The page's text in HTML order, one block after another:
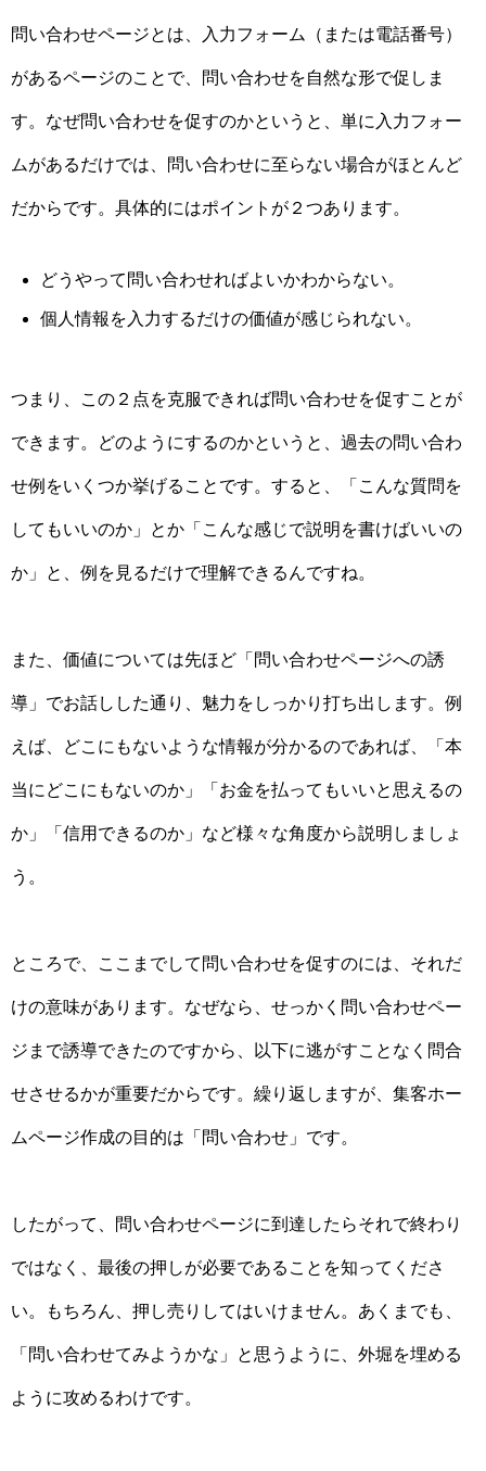
問い合わせページとは、入力フォーム（または電話番号）
があるページのことで、問い合わせを自然な形で促しま
す。なぜ問い合わせを促すのかというと、単に入力フォー
ムがあるだけでは、問い合わせに至らない場合がほとんど
だからです。具体的にはポイントが２つあります。
どうやって問い合わせればよいかわからない。
個人情報を入力するだけの価値が感じられない。
つまり、この２点を克服できれば問い合わせを促すことが
できます。どのようにするのかというと、過去の問い合わ
せ例をいくつか挙げることです。すると、「こんな質問を
してもいいのか」とか「こんな感じで説明を書けばいいの
か」と、例を見るだけで理解できるんですね。
また、価値については先ほど「問い合わせページへの誘
導」でお話しした通り、魅力をしっかり打ち出します。例
えば、どこにもないような情報が分かるのであれば、「本
当にどこにもないのか」「お金を払ってもいいと思えるの
か」「信用できるのか」など様々な角度から説明しましょ
う。
ところで、ここまでして問い合わせを促すのには、それだ
けの意味があります。なぜなら、せっかく問い合わせペー
ジまで誘導できたのですから、以下に逃がすことなく問合
せさせるかが重要だからです。繰り返しますが、集客ホー
ムページ作成の目的は「問い合わせ」です。
したがって、問い合わせページに到達したらそれで終わり
ではなく、最後の押しが必要であることを知ってくださ
い。もちろん、押し売りしてはいけません。あくまでも、
「問い合わせてみようかな」と思うように、外堀を埋める
ように攻めるわけです。